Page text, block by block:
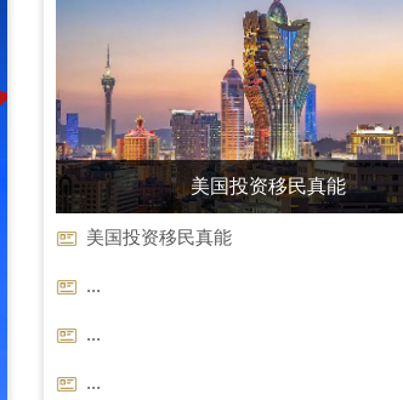
美国投资移民真能
美国投资移民真能
...
...
...